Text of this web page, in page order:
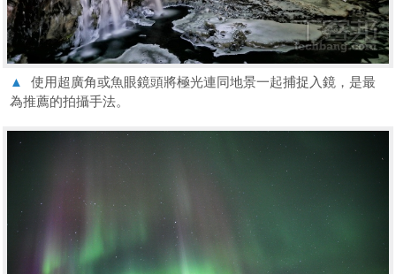
▲
使用超廣角或魚眼鏡頭將極光連同地景一起捕捉入鏡，是最
為推薦的拍攝手法。